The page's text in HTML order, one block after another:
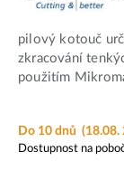
pilový kotouč
zkracování
použitím
Do 10 dnů (18.08.
Dostupnost na